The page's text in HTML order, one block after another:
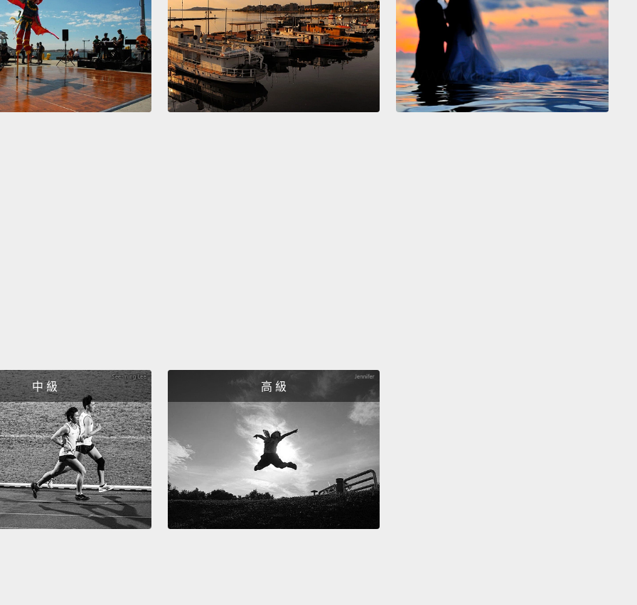
因為如果你有一個女生跟一個男生，他們就會有小寶寶。
Because only mommies can make the wish.
因為只有媽咪們會生小孩。
You are? Okay.
Okay.
真的嗎？好。好。
Love means love!
愛就是愛呀!
Love is love!
中 級 高 級